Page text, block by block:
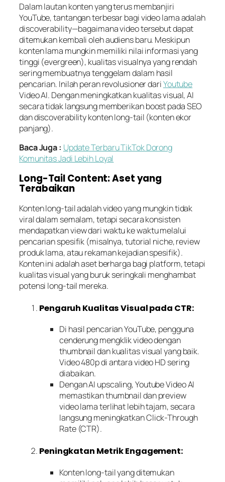
Dalam lautan konten yang terus membanjiri
YouTube, tantangan terbesar bagi video lama adalah
discoverability—bagaimana video tersebut dapat
ditemukan kembali oleh audiens baru. Meskipun
konten lama mungkin memiliki nilai informasi yang
tinggi (evergreen), kualitas visualnya yang rendah
sering membuatnya tenggelam dalam hasil
pencarian. Inilah peran revolusioner dariYoutube
Video AI. Dengan meningkatkan kualitas visual, AI
secara tidak langsung memberikanboostpadaSEO
dandiscoverabilitykontenlong-tail (konten ekor
panjang).
Baca Juga : Update Terbaru TikTok Dorong
Komunitas Jadi Lebih Loyal
Long-Tail Content: Aset yang
Terabaikan
Kontenlong-tailadalah video yang mungkin tidak
viral dalam semalam, tetapi secara konsisten
mendapatkanviewdari waktu ke waktu melalui
pencarian spesifik (misalnya,tutorial niche,review
produk lama, atau rekaman kejadian spesifik).
Konten ini adalah aset berharga bagi platform, tetapi
kualitas visual yang buruk seringkali menghambat
potensi long-tail mereka.
Pengaruh Kualitas Visual pada CTR:
Di hasil pencarian YouTube, pengguna
cenderung mengklik video dengan
thumbnaildan kualitas visual yang baik.
Video 480p di antara video HD sering
diabaikan.
DenganAI upscaling, Youtube Video AI
memastikanthumbnaildanpreview
video lama terlihat lebih tajam, secara
langsung meningkatkanClick-Through
Rate(CTR).
Peningkatan Metrik Engagement:
Kontenlong-tailyang ditemukan